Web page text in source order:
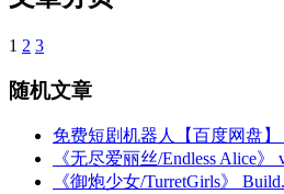
1 2 3
随机文章
免费短剧机器人【百度网盘】
《无尽爱丽丝/Endless Alice》
《御炮少女/TurretGirls》